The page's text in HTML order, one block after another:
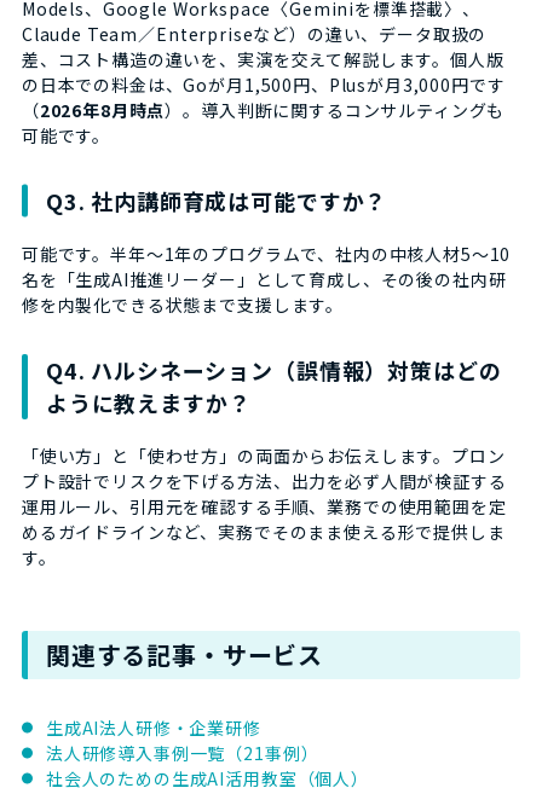
Models、Google Workspace〈Geminiを標準搭載〉、
Claude Team／Enterpriseなど）の違い、データ取扱の
差、コスト構造の違いを、実演を交えて解説します。個人版
の日本での料金は、Goが月1,500円、Plusが月3,000円です
（2026年8月時点）。導入判断に関するコンサルティングも
可能です。
Q3. 社内講師育成は可能ですか？
可能です。半年〜1年のプログラムで、社内の中核人材5〜10
名を「生成AI推進リーダー」として育成し、その後の社内研
修を内製化できる状態まで支援します。
Q4. ハルシネーション（誤情報）対策はどの
ように教えますか？
「使い方」と「使わせ方」の両面からお伝えします。プロン
プト設計でリスクを下げる方法、出力を必ず人間が検証する
運用ルール、引用元を確認する手順、業務での使用範囲を定
めるガイドラインなど、実務でそのまま使える形で提供しま
す。
関連する記事・サービス
生成AI法人研修・企業研修
法人研修導入事例一覧（21事例）
社会人のための生成AI活用教室（個人）